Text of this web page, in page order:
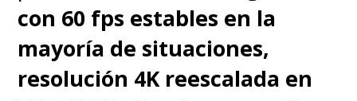
con 60 fps estables en la
mayoría de situaciones,
resolución 4K reescalada en